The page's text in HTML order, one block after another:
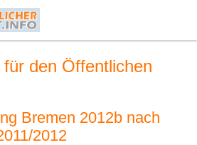
den Öffentlichen
Bremen 2012b nach
2012